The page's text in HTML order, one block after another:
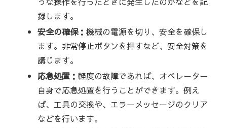
録します。
安全の確保：機械の電源を切り、安全を確保し
ます。非常停止ボタンを押すなど、安全対策を
講じます。
応急処置：軽度の故障であれば、オペレーター
自身で応急処置を行うことができます。例え
ば、工具の交換や、エラーメッセージのクリア
などを行います。